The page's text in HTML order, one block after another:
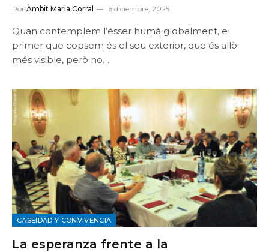
Por Àmbit Maria Corral 16 diciembre, 2025
Quan contemplem l’ésser humà globalment, el
primer que copsem és el seu exterior, que és allò
més visible, però no…
CASEIDAD Y CONVIVENCIA
La esperanza frente a la